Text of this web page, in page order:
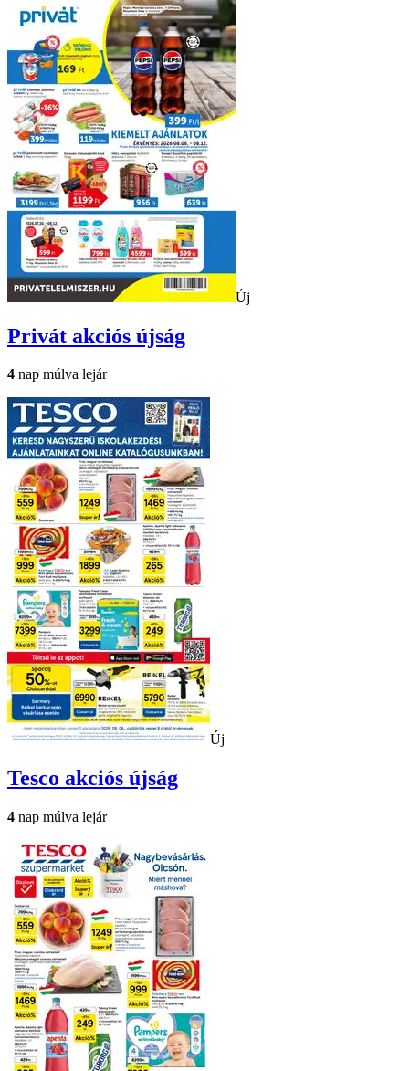
Új
Privát akciós újság
4 nap múlva lejár
Új
Tesco akciós újság
4 nap múlva lejár